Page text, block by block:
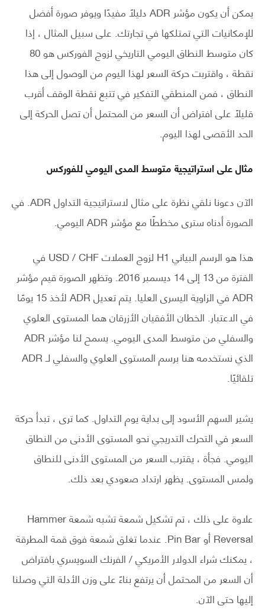
يمكن أن يكون مؤشر ADR دليلاً مفيدًا ويوفر صورة أفضل
للإمكانيات التي تمتلكها في تجارتك. على سبيل المثال ، إذا
كان متوسط النطاق اليومي التاريخي لزوج الفوركس هو 80
نقطة ، واقتربت حركة السعر لهذا اليوم من الوصول إلى هذا
النطاق ، فمن المنطقي التفكير في تتبع نقطة الوقف أقرب
قليلاً على افتراض أن السعر من المحتمل أن تصل الحركة إلى
الحد الأقصى لهذا اليوم.
مثال على استراتيجية متوسط المدى اليومي للفوركس
الآن دعونا نلقي نظرة على مثال لاستراتيجية التداول ADR. في
الصورة أدناه سترى مخططًا مع مؤشر ADR اليومي.
هذا هو الرسم البياني H1 لزوج العملات USD / CHF في
الفترة من 13 إلى 14 ديسمبر 2016. وتظهر الصورة قيم مؤشر
ADR في الزاوية اليسرى العليا. يتم تعديل ADR لأخذ 15 يومًا
في الاعتبار. الخطان الأفقيان الأزرقان هما المستوى العلوي
والسفلي من متوسط ​​المدى اليومي. يسمح لنا مؤشر ADR
الذي نستخدمه هنا برسم المستوى العلوي والسفلي لـ ADR
تلقائيًا.
يشير السهم الأسود إلى بداية يوم التداول. كما ترى ، تبدأ حركة
السعر في التحرك التدريجي نحو المستوى الأدنى من النطاق
اليومي. فجأة ، يقترب السعر من المستوى الأدنى للنطاق
ولمس المستوى. يظهر ارتداد صعودي بعد ذلك.
علاوة على ذلك ، تم تشكيل شمعة تشبه شمعة Hammer
Reversal أو Pin Bar. عندما تغلق شمعة فوق قمة المطرقة
، يمكنك شراء الدولار الأمريكي / الفرنك السويسري بافتراض
أن السعر من المحتمل أن يرتفع بناءً على وزن الأدلة التي وصلنا
إليها حتى الآن.